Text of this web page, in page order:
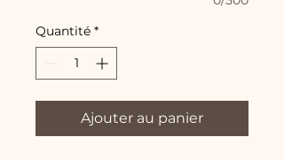
Quantité *
Ajouter au panier